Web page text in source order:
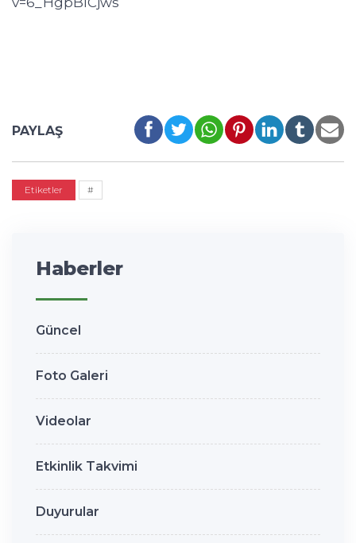
PAYLAŞ
Etiketler #
Haberler
Güncel
Foto Galeri
Videolar
Etkinlik Takvimi
Duyurular